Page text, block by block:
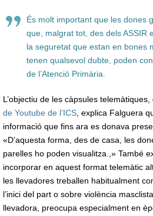
És molt important que les dones
que, malgrat tot, des dels ASSIR
la seguretat que estan en bones
tenen qualsevol dubte, poden
de l’Atenció Primària.
L’objectiu de les càpsules
de Youtube de l’ICS, explica Falguera
informació que fins ara es donava
«D’aquesta forma, des de casa, les
parelles ho poden visualitza.,» També
incorporar en aquest format telemàtic
les llevadores treballen habitualment
l’inici del part o sobre violència
llevadora, preocupa especialment en